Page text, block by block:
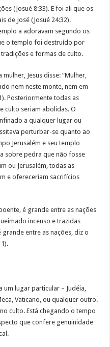
(Josué 8:33). E foi ali que os
de José (Josué 24:32).
a adoravam segundo os
o templo foi destruído por
e formas de culto.
Jesus disse: “Mulher,
nem neste monte, nem em
Posteriormente todas as
culto seriam abolidas. O
a qualquer lugar ou
perturbar-se quanto ao
Jerusalém e seu templo
sobre pedra que não fosse
ou Jerusalém, todas as
e ofereceriam sacrifícios
é grande entre as nações
incenso e trazidas
entre as nações, diz o
um lugar particular – Judéia,
Vaticano, ou qualquer outro.
culto. Está chegando o tempo
que confere genuinidade